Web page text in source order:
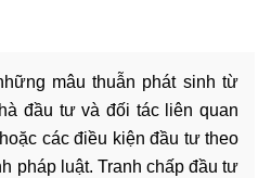
mâu thuẫn phát sinh từ
đầu tư và đối tác liên quan
các điều kiện đầu tư theo
pháp luật. Tranh chấp đầu tư